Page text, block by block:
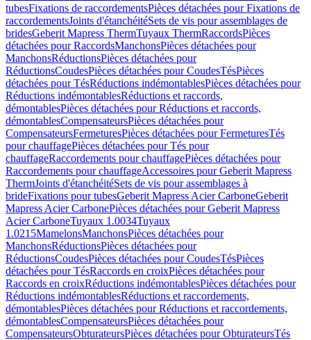
tubesFixations de raccordementsPièces détachées pour Fixations de
raccordementsJoints d'étanchéitéSets de vis pour assemblages de
bridesGeberit Mapress ThermTuyaux ThermRaccordsPièces
détachées pour RaccordsManchonsPièces détachées pour
ManchonsRéductionsPièces détachées pour
RéductionsCoudesPièces détachées pour CoudesTésPièces
détachées pour TésRéductions indémontablesPièces détachées pour
Réductions indémontablesRéductions et raccords,
démontablesPièces détachées pour Réductions et raccords,
démontablesCompensateursPièces détachées pour
CompensateursFermeturesPièces détachées pour FermeturesTés
pour chauffagePièces détachées pour Tés pour
chauffageRaccordements pour chauffagePièces détachées pour
Raccordements pour chauffageAccessoires pour Geberit Mapress
ThermJoints d'étanchéitéSets de vis pour assemblages à
brideFixations pour tubesGeberit Mapress Acier CarboneGeberit
Mapress Acier CarbonePièces détachées pour Geberit Mapress
Acier CarboneTuyaux 1.0034Tuyaux
1.0215MamelonsManchonsPièces détachées pour
ManchonsRéductionsPièces détachées pour
RéductionsCoudesPièces détachées pour CoudesTésPièces
détachées pour TésRaccords en croixPièces détachées pour
Raccords en croixRéductions indémontablesPièces détachées pour
Réductions indémontablesRéductions et raccordements,
démontablesPièces détachées pour Réductions et raccordements,
démontablesCompensateursPièces détachées pour
CompensateursObturateursPièces détachées pour ObturateursTés